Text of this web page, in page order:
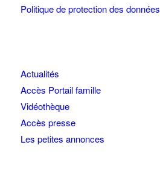
Politique de protection des
Actualités
Accès Portail famille
Vidéothèque
Accès presse
Les petites annonces